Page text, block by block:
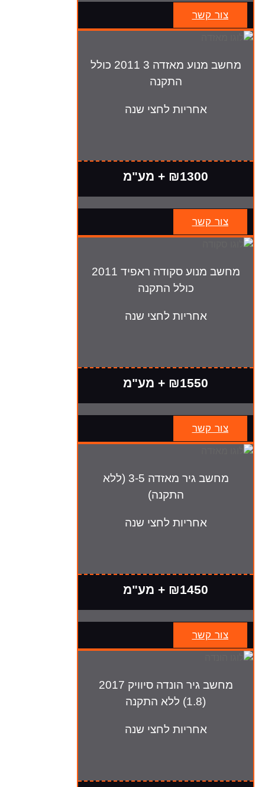
צור קשר
מחשב מנוע מאזדה 3 2011 כולל
התקנה
אחריות לחצי שנה
₪1300 + מע"מ
צור קשר
מחשב מנוע סקודה ראפיד 2011
כולל התקנה
אחריות לחצי שנה
₪1550 + מע"מ
צור קשר
מחשב גיר מאזדה 3-5 (ללא
התקנה)
אחריות לחצי שנה
₪1450 + מע"מ
צור קשר
מחשב גיר הונדה סיוויק 2017
(1.8) ללא התקנה
אחריות לחצי שנה